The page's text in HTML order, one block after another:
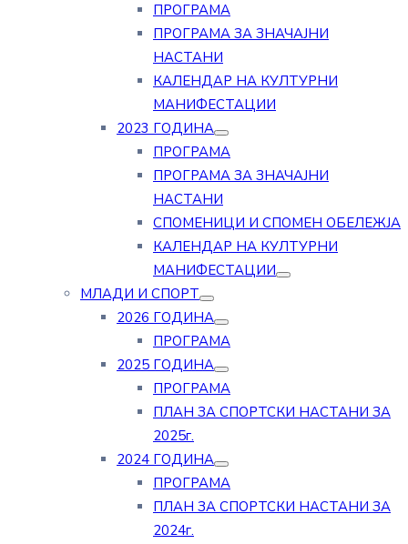
ПРОГРАМА
ПРОГРАМА ЗА ЗНАЧАЈНИ
НАСТАНИ
КАЛЕНДАР НА КУЛТУРНИ
МАНИФЕСТАЦИИ
2023 ГОДИНА
ПРОГРАМА
ПРОГРАМА ЗА ЗНАЧАЈНИ
НАСТАНИ
СПОМЕНИЦИ И СПОМЕН ОБЕЛЕЖЈА
КАЛЕНДАР НА КУЛТУРНИ
МАНИФЕСТАЦИИ
МЛАДИ И СПОРТ
2026 ГОДИНА
ПРОГРАМА
2025 ГОДИНА
ПРОГРАМА
ПЛАН ЗА СПОРТСКИ НАСТАНИ ЗА
2025г.
2024 ГОДИНА
ПРОГРАМА
ПЛАН ЗА СПОРТСКИ НАСТАНИ ЗА
2024г.